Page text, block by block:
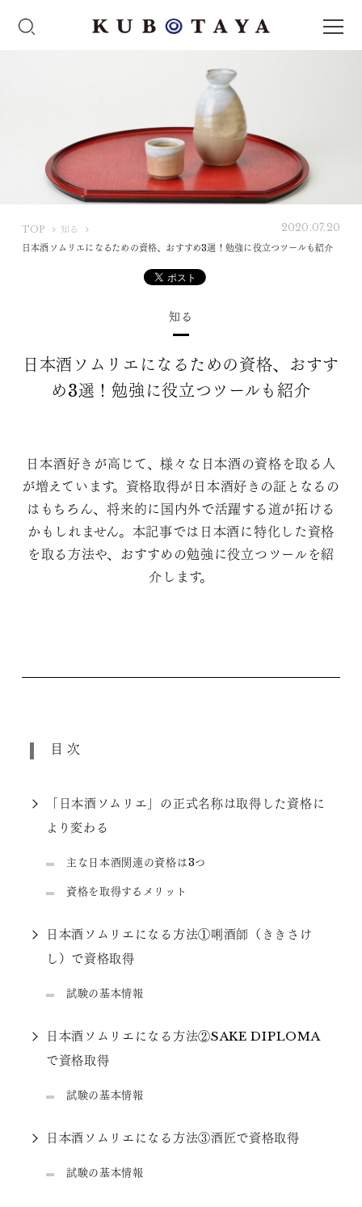
TOP
U
知る
日本酒ソムリエになるための資格、おすすめ3選！勉強に役立つツールも紹介
2020.07.20
知る
日本酒ソムリエになるための資格、おすす
め3選！勉強に役立つツールも紹介
日本酒好きが高じて、様々な日本酒の資格を取る人
が増えています。資格取得が日本酒好きの証となるの
はもちろん、将来的に国内外で活躍する道が拓ける
かもしれません。本記事では日本酒に特化した資格
を取る方法や、おすすめの勉強に役立つツールを紹
介します。
目次
「日本酒ソムリエ」の正式名称は取得した資格に
より変わる
主な日本酒関連の資格は3つ
資格を取得するメリット
日本酒ソムリエになる方法①唎酒師（ききさけ
し）で資格取得
試験の基本情報
日本酒ソムリエになる方法②SAKE DIPLOMA
で資格取得
試験の基本情報
日本酒ソムリエになる方法③酒匠で資格取得
試験の基本情報